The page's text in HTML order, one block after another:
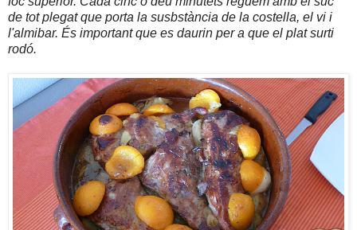
de tot plegat que porta la susbstància de la costella, el vi i
l'almibar. És important que es daurin per a que el plat surti
rodó.